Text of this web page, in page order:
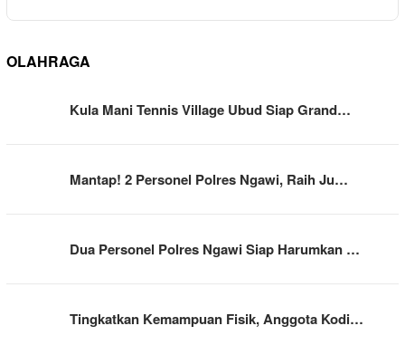
OLAHRAGA
Kula Mani Tennis Village Ubud Siap Grand…
Mantap! 2 Personel Polres Ngawi, Raih Ju…
Dua Personel Polres Ngawi Siap Harumkan …
Tingkatkan Kemampuan Fisik, Anggota Kodi…